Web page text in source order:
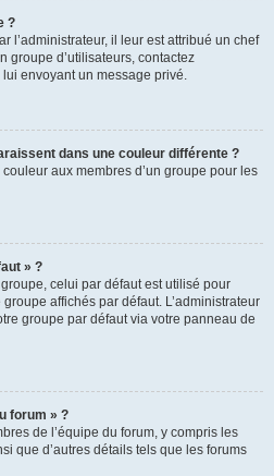
?
l’administrateur, il leur est attribué un chef
groupe d’utilisateurs, contactez
envoyant un message privé.
dans une couleur différente ?
aux membres d’un groupe pour les
» ?
celui par défaut est utilisé pour
affichés par défaut. L’administrateur
groupe par défaut via votre panneau de
forum » ?
de l’équipe du forum, y compris les
que d’autres détails tels que les forums